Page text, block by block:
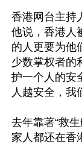
香港网台主持
他说，香港人
的人更要为他
少数掌权者的
护一个人的安
人越安全，我
去年靠著“救
家人都还在香